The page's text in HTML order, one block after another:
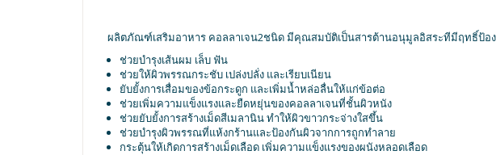
ผลิตภัณฑ์เสริมอาหาร คอลลาเจน2ชนิด มีคุณสมบัติเป็นสารต้านอนุมูลอิสระทีมีฤทธิ์ป้อ
ช่วยบำรุงเส้นผม เล็บ ฟัน
ช่วยให้ผิวพรรณกระชับ เปล่งปลั่ง และเรียบเนียน
ยับยั้งการเสื่อมของข้อกระดูก และเพิ่มน้ำหล่อลื่นให้แก่ข้อต่อ
ช่วยเพิ่มความแข็งแรงและยืดหยุ่นของคอลลาเจนที่ชั้นผิวหนัง
ช่วยยับยั้งการสร้างเม็ดสีเมลานิน ทำให้ผิวขาวกระจ่างใสขึ้น
ช่วยบำรุงผิวพรรณที่แห้งกร้านและป้องกันผิวจากการถูกทำลาย
กระตุ้นให้เกิดการสร้างเม็ดเลือด เพิ่มความแข็งแรงของผนังหลอดเลือด